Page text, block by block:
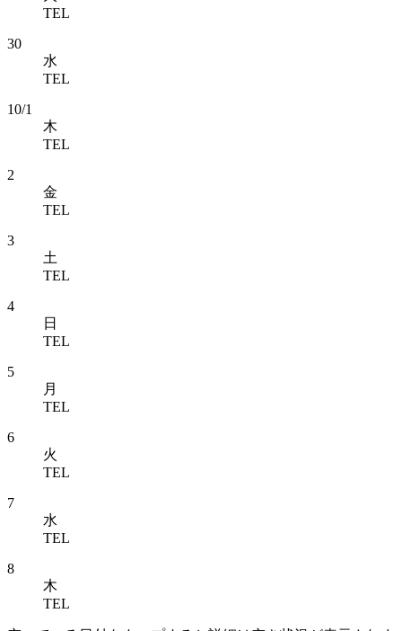
TEL
30
水
TEL
10/1
木
TEL
2
金
TEL
3
土
TEL
4
日
TEL
5
月
TEL
6
火
TEL
7
水
TEL
8
木
TEL